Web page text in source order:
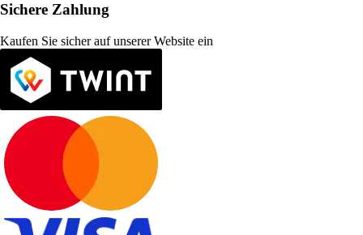
Sichere Zahlung
Kaufen Sie sicher auf unserer Website ein